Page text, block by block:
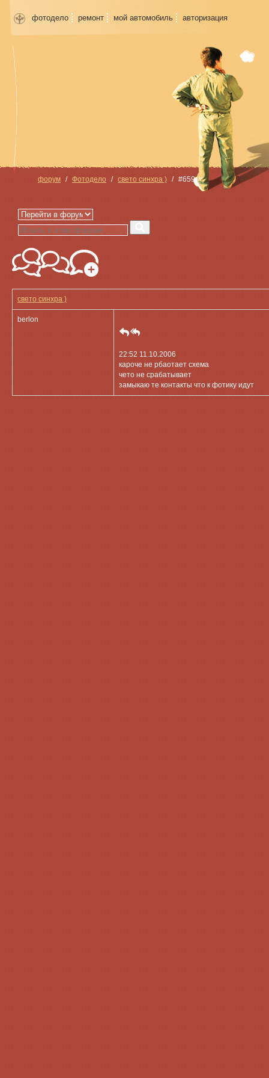
фотодело ремонт мой автомобиль авторизация
форум Фотодело свето синхра ) #659
свето синхра )
berlon
22:52 11.10.2006
кароче не рбаотает схема
чето не срабатывает
замыкаю те контакты что к фотику идут